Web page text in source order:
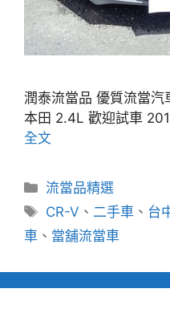
潤泰流當品 優質流當
本田 2.4L 歡迎試車
全文
分
類
流當品精選
標
籤
CR-V 、 二手車 、 台
車 、 當舖流當車